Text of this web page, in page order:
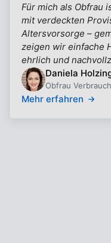
Für mich als Obfrau
mit verdeckten
Altersvorsorge –
zeigen wir einfache
ehrlich und
Daniela
Obfrau
Mehr erfahren